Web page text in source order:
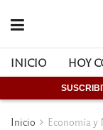
INICIO HOY
Inicio Economía y